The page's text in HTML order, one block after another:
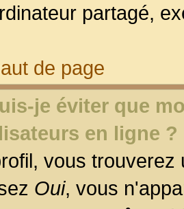
partagé,
de page
je éviter que
en ligne ?
vous
Oui, vous